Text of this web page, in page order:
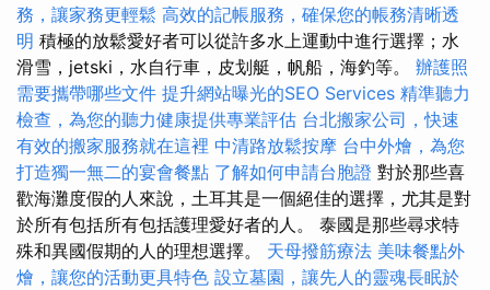
務，讓家務更輕鬆 高效的記帳服務，確保您的帳務清晰透
明 積極的放鬆愛好者可以從許多水上運動中進行選擇；水
滑雪，jetski，水自行車，皮划艇，帆船，海釣等。 辦護照
需要攜帶哪些文件 提升網站曝光的SEO Services 精準聽力
檢查，為您的聽力健康提供專業評估 台北搬家公司，快速
有效的搬家服務就在這裡 中清路放鬆按摩 台中外燴，為您
打造獨一無二的宴會餐點 了解如何申請台胞證 對於那些喜
歡海灘度假的人來說，土耳其是一個絕佳的選擇，尤其是對
於所有包括所有包括護理愛好者的人。 泰國是那些尋求特
殊和異國假期的人的理想選擇。 天母撥筋療法 美味餐點外
燴，讓您的活動更具特色 設立墓園，讓先人的靈魂長眠於